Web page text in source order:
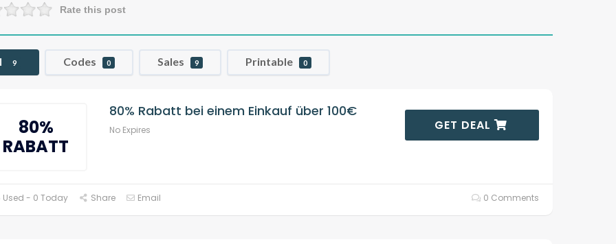
Rate this post
9 Codes 0 Sales 9 Printable 0
80%
RABATT
80% Rabatt bei einem Einkauf über 100€
No Expires GET DEAL
Used - 0 Today Share Email 0 Comments